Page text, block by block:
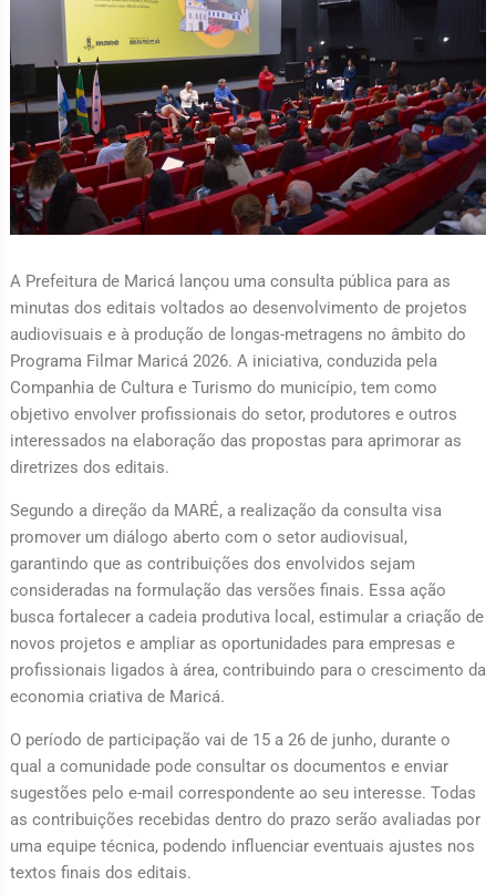
A Prefeitura de Maricá lançou uma consulta pública para as
minutas dos editais voltados ao desenvolvimento de projetos
audiovisuais e à produção de longas-metragens no âmbito do
Programa Filmar Maricá 2026. A iniciativa, conduzida pela
Companhia de Cultura e Turismo do município, tem como
objetivo envolver profissionais do setor, produtores e outros
interessados na elaboração das propostas para aprimorar as
diretrizes dos editais.
Segundo a direção da MARÉ, a realização da consulta visa
promover um diálogo aberto com o setor audiovisual,
garantindo que as contribuições dos envolvidos sejam
consideradas na formulação das versões finais. Essa ação
busca fortalecer a cadeia produtiva local, estimular a criação de
novos projetos e ampliar as oportunidades para empresas e
profissionais ligados à área, contribuindo para o crescimento da
economia criativa de Maricá.
O período de participação vai de 15 a 26 de junho, durante o
qual a comunidade pode consultar os documentos e enviar
sugestões pelo e-mail correspondente ao seu interesse. Todas
as contribuições recebidas dentro do prazo serão avaliadas por
uma equipe técnica, podendo influenciar eventuais ajustes nos
textos finais dos editais.